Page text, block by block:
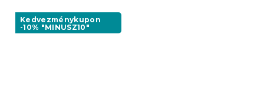
Kedvezménykupon
-10% "MINUSZ10"